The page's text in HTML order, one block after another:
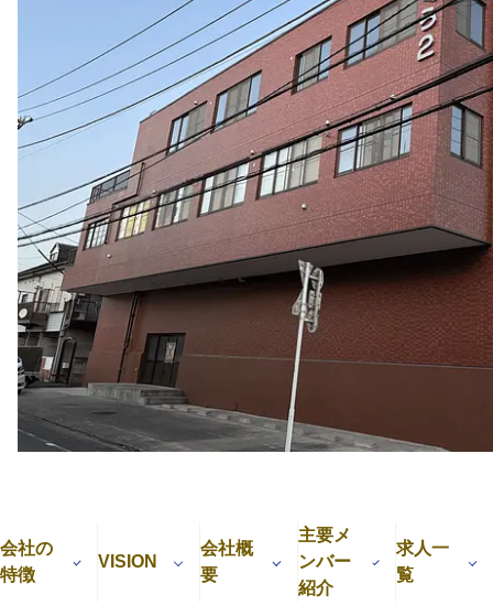
注目スタートアップ
イベント・セミナー
特集記事
CEOインタビュー
転職
大学発スタートアップ
導入事例
法人向け資料ダウンロード
パートナーの方へ
会社の
特徴
VISION
会社概
要
主要メ
ンバー
紹介
求人一
覧